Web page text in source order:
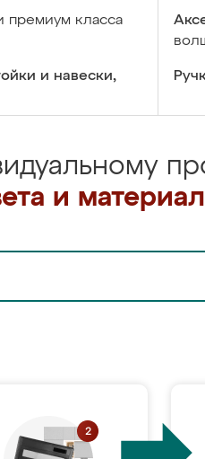
премиум класса
и навески,
и